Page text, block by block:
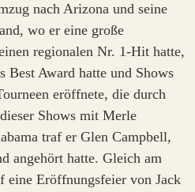
nach Arizona und seine
wo er eine große
regionalen Nr. 1-Hit hatte,
Best Award hatte und Shows
eröffnete, die durch
Shows mit Merle
traf er Glen Campbell,
angehört hatte. Gleich am
eine Eröffnungsfeier von Jack